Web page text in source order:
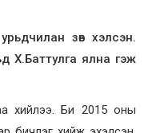
зөв хэлсэн.
Х.Баттулга ялна гэж
хийлээ. Би 2015 оны